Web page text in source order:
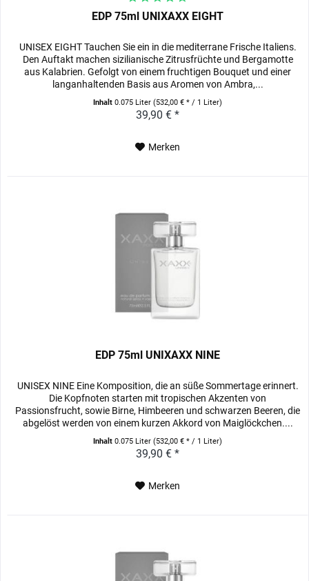
EDP 75ml UNIXAXX EIGHT
UNISEX EIGHT Tauchen Sie ein in die mediterrane Frische Italiens.
Den Auftakt machen sizilianische Zitrusfrüchte und Bergamotte
aus Kalabrien. Gefolgt von einem fruchtigen Bouquet und einer
langanhaltenden Basis aus Aromen von Ambra,...
Inhalt0.075 Liter(532,00 € * / 1 Liter)
39,90 € *
Merken
EDP 75ml UNIXAXX NINE
UNISEX NINE Eine Komposition, die an süße Sommertage erinnert.
Die Kopfnoten starten mit tropischen Akzenten von
Passionsfrucht, sowie Birne, Himbeeren und schwarzen Beeren, die
abgelöst werden von einem kurzen Akkord von Maiglöckchen....
Inhalt0.075 Liter(532,00 € * / 1 Liter)
39,90 € *
Merken